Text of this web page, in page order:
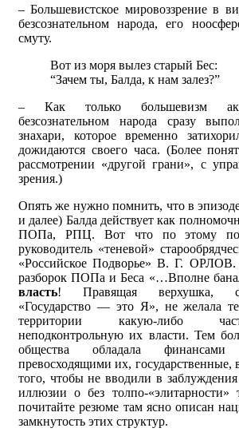
– Большевистское мировоззрение в
безсознательном народа, его
смуту.
Вот из моря вылез старый Бес:
“Зачем ты, Балда, к нам залез?”
– Как только большевизм
безсознательном народа сразу
знахари, которое временно
дожидаются своего часа. (Более
рассмотрении «другой грани», с
зрения.)
Опять же нужно помнить, что в эпизоде
и далее) Балда действует как
ПОПа, РПЦ. Вот что по этому
руководитель «теневой»
«Российское Подворье» В. Г.
разборок ПОПа и Беса «…Вполне
власть! Правящая верхушка,
«Государство — это Я», не желала
территории какую-либо
неподконтрольную их власти. Тем
общества обладала
превосходящими их, государственные,
того, чтобы не вводили в
иллюзии о без толпо-«элитарности»
почитайте резюме там ясно описан
замкнутость этих структур.